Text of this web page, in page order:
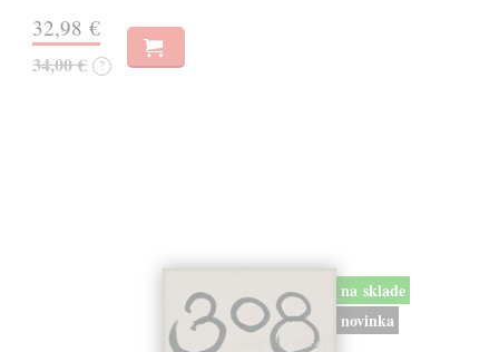
32,98 €
34,00 € ?
na sklade
novinka